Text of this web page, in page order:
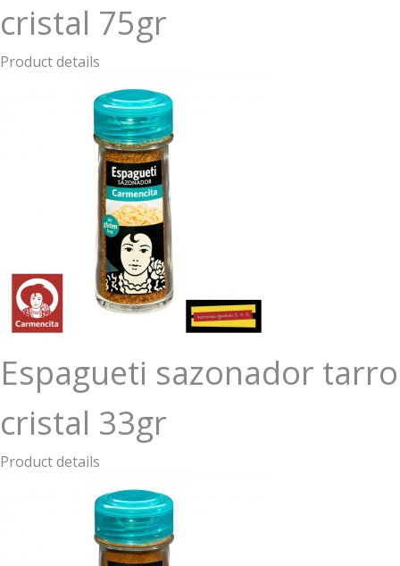
cristal 75gr
Product details
Espagueti sazonador tarro
cristal 33gr
Product details